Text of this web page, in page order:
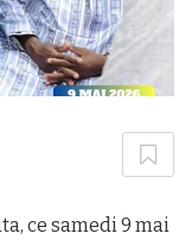
ce samedi 9 mai